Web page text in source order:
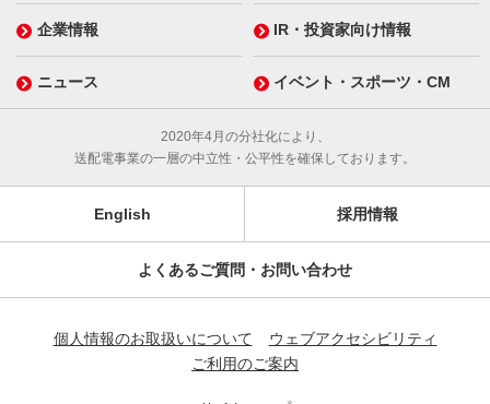
企業情報 IR・投資家向け情報
ニュース イベント・スポーツ・CM
2020年4月の分社化により、
送配電事業の一層の中立性・公平性を確保しております。
English 採用情報
よくあるご質問・お問い合わせ
個人情報のお取扱いについて
ウェブアクセシビリティ
ご利用のご案内